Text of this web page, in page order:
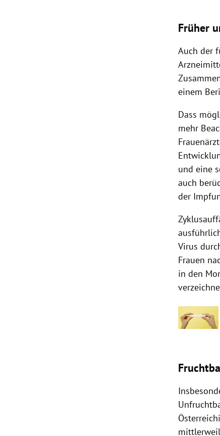
Früher
Auch der
einem
Dass
mehr
und eine
auch
der
Virus
Frauen
in den